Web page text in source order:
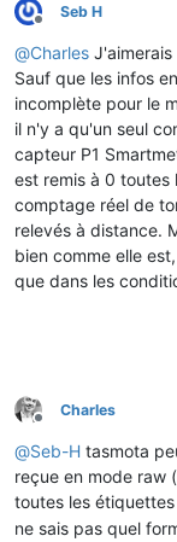
Offline
Seb H
@Charles
Sauf que les infos
incomplète pour le
il n'y a qu'un seul
capteur P1
est remis à 0 toutes
comptage réel de
relevés à distance.
bien comme elle
que dans les
Offline
Charles
@Seb-H tasmota
reçue en mode raw
toutes les étiquettes
ne sais pas quel